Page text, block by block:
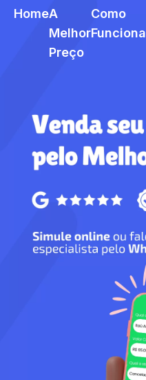
HomeA
Melhor
Preço
Como
Funciona